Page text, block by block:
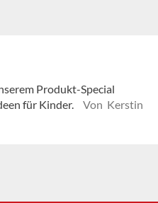
Produkt-Special
für Kinder.
Von Kerstin